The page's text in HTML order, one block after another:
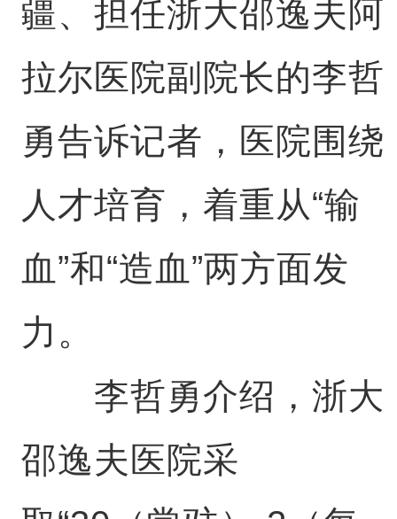
疆、担任浙大邵逸夫阿
拉尔医院副院长的李哲
勇告诉记者，医院围绕
人才培育，着重从“输
血”和“造血”两方面发
力。
李哲勇介绍，浙大
邵逸夫医院采